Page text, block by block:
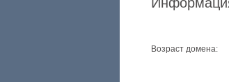
Возраст домена: